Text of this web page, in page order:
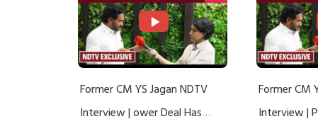
Former CM YS Jagan NDTV
Interview | ower Deal Has
Former CM
Interview |